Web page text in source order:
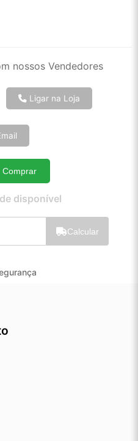
nossos Vendedores
Ligar na Loja
Quantidade
Comprar
disponível
Calcular